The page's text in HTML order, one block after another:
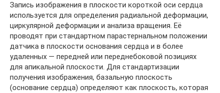
Запись изображения в плоскости короткой оси сердца
используется для определения радиальной деформации,
циркулярной деформации и анализа вращения. Её
проводят при стандартном парастернальном положении
датчика в плоскости основания сердца и в более
удаленных ― передней или переднебоковой позициях
для апикальной плоскости. Для стандартизации
получения изображения, базальную плоскость
(основание сердца) определяют как плоскость, которая